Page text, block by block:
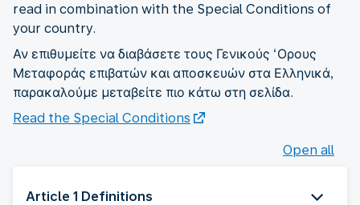
read in combination with the Special Conditions of
your country.
Αν επιθυμείτε να διαβάσετε τους Γενικούς ‘Ορους
Μεταφοράς επιβατών και αποσκευών στα Ελληνικά,
παρακαλούμε μεταβείτε πιο κάτω στη σελίδα.
Read the Special Conditions
Open all
Article 1 Definitions